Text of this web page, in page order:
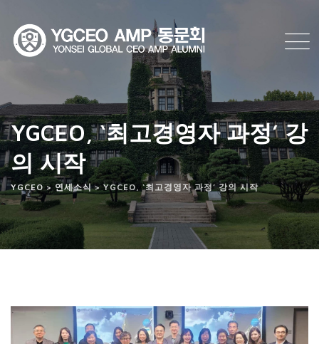
content
YGCEO, ‘최고경영자 과정’ 강
의 시작
YGCEO> 연세소식>YGCEO, ‘최고경영자 과정’ 강의 시작